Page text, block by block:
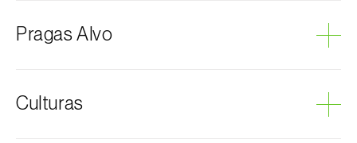
Pragas Alvo
Culturas